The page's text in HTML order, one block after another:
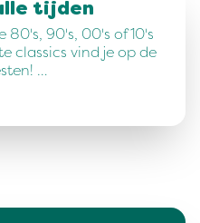
tijden
80's, 90's, 00's of 10's
classics vind je op de
…